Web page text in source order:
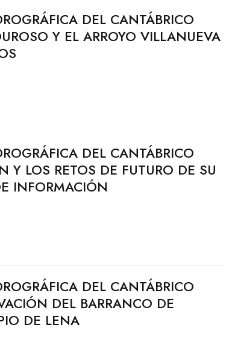
DEL CANTÁBRICO
Y EL ARROYO VILLANUEVA
DEL CANTÁBRICO
Y LOS RETOS DE FUTURO DE SU
INFORMACIÓN
DEL CANTÁBRICO
DEL BARRANCO DE
DE LENA